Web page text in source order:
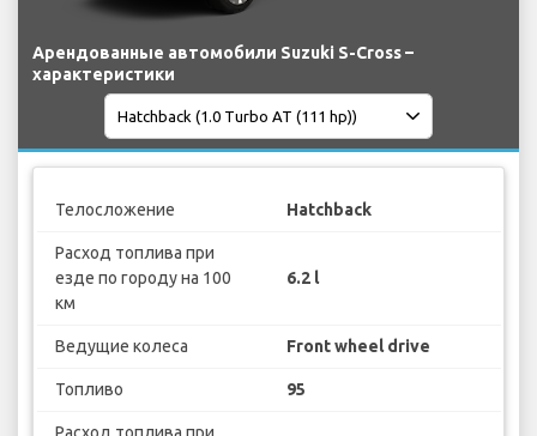
Арендованные автомобили Suzuki S-Cross –
характеристики
Телосложение Hatchback
Расход топлива при
езде по городу на 100
км
6.2 l
Ведущие колеса Front wheel drive
Топливо 95
Расход топлива при